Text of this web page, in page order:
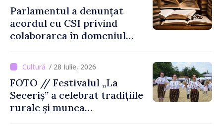
Parlamentul a denunțat
acordul cu CSI privind
colaborarea în domeniul
/ 28 Iulie, 2026
FOTO // Festivalul „La
Seceriș” a celebrat tradițiile
rurale și munca